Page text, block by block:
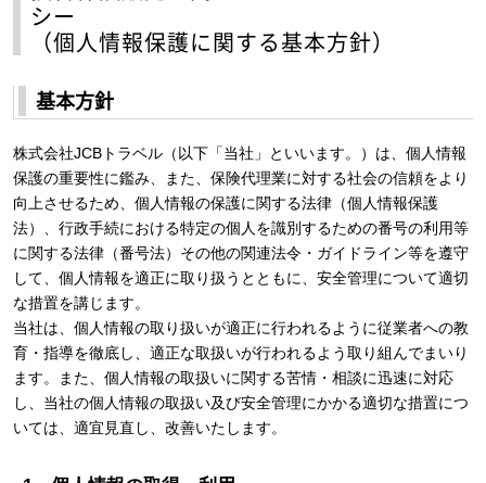
シー
（個人情報保護に関する基本方針）
基本方針
株式会社JCBトラベル（以下「当社」といいます。）は、個人情報
保護の重要性に鑑み、また、保険代理業に対する社会の信頼をより
向上させるため、個人情報の保護に関する法律（個人情報保護
法）、行政手続における特定の個人を識別するための番号の利用等
に関する法律（番号法）その他の関連法令・ガイドライン等を遵守
して、個人情報を適正に取り扱うとともに、安全管理について適切
な措置を講じます。
当社は、個人情報の取り扱いが適正に行われるように従業者への教
育・指導を徹底し、適正な取扱いが行われるよう取り組んでまいり
ます。また、個人情報の取扱いに関する苦情・相談に迅速に対応
し、当社の個人情報の取扱い及び安全管理にかかる適切な措置につ
いては、適宜見直し、改善いたします。